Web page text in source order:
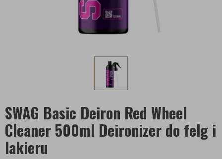
SWAG Basic Deiron Red Wheel
Cleaner 500ml Deironizer do felg i
lakieru